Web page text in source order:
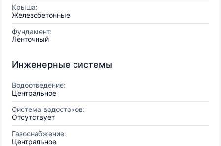
Крыша:
Железобетонные
Фундамент:
Ленточный
Инженерные системы
Водоотведение:
Центральное
Система водостоков:
Отсутствует
Газоснабжение:
Центральное